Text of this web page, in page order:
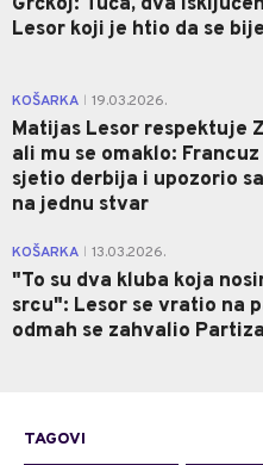
Lesor koji je htio da se bije
KOŠARKA 19.03.2026.
Matijas Lesor respektuje
ali mu se omaklo: Francuz
sjetio derbija i upozorio
na jednu stvar
KOŠARKA 13.03.2026.
"To su dva kluba koja
srcu": Lesor se vratio na
odmah se zahvalio
TAGOVI